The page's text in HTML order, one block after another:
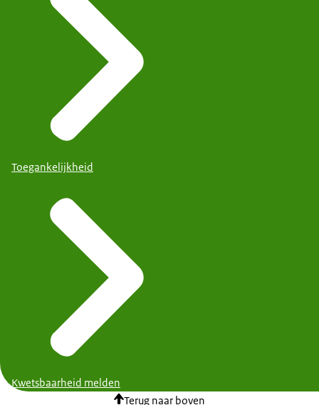
Toegankelijkheid
Kwetsbaarheid melden
Terug naar boven